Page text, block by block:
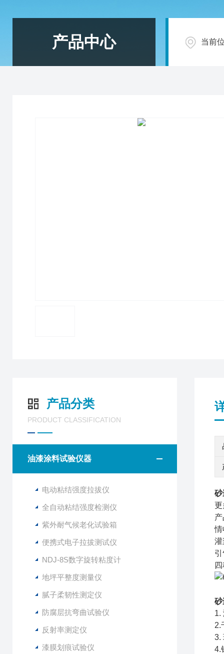
产品中心 当前
产品分类
PRODUCT CLASSIFICATION
油漆涂料试验仪器
电动粘结强度拉拔仪
全自动粘结强度检测仪
紫外耐气候老化试验箱
便携式电子拉拔测试仪
NDJ-8S数字旋转粘度计
地坪平整度测量仪
腻子柔韧性测定仪
防腐层抗弯曲试验仪
反射率测定仪
漆膜划痕试验仪
砂
更
情
灌
砂
1.
2.
3.
4.